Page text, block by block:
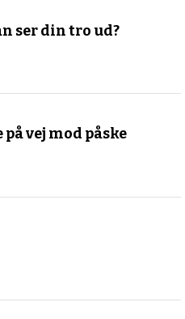
ser din tro ud?
på vej mod påske